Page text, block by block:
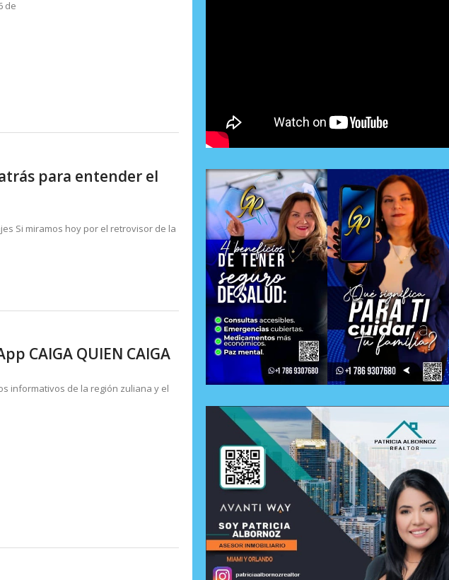
de
para entender el
Si miramos hoy por el retrovisor de la
CAIGA QUIEN CAIGA
informativos de la región zuliana y el